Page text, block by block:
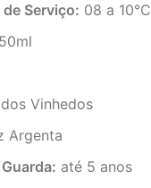
Serviço: 08 a 10°C
Vinhedos
Argenta
até 5 anos